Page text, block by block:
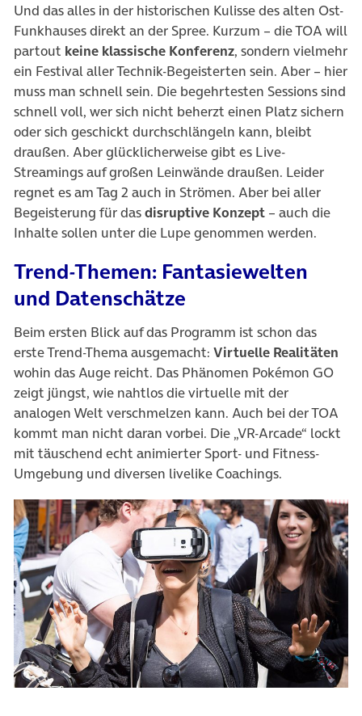
Und das alles in der historischen Kulisse des alten Ost-
Funkhauses direkt an der Spree. Kurzum – die TOA will
partout keine klassische Konferenz, sondern vielmehr
ein Festival aller Technik-Begeisterten sein. Aber – hier
muss man schnell sein. Die begehrtesten Sessions sind
schnell voll, wer sich nicht beherzt einen Platz sichern
oder sich geschickt durchschlängeln kann, bleibt
draußen. Aber glücklicherweise gibt es Live-
Streamings auf großen Leinwände draußen. Leider
regnet es am Tag 2 auch in Strömen. Aber bei aller
Begeisterung für dasdisruptive Konzept – auch die
Inhalte sollen unter die Lupe genommen werden.
Trend-Themen: Fantasiewelten
und Datenschätze
Beim ersten Blick auf das Programm ist schon das
erste Trend-Thema ausgemacht: Virtuelle Realitäten
wohin das Auge reicht. Das Phänomen Pokémon GO
zeigt jüngst, wie nahtlos die virtuelle mit der
analogen Welt verschmelzen kann. Auch bei der TOA
kommt man nicht daran vorbei. Die „VR-Arcade“ lockt
mit täuschend echt animierter Sport- und Fitness-
Umgebung und diversen livelike Coachings.